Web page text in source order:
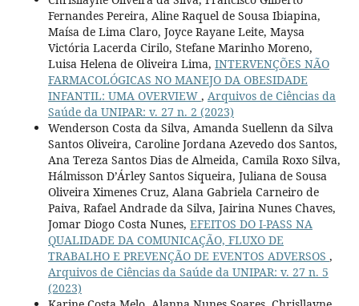
Fernandes Pereira, Aline Raquel de Sousa Ibiapina,
Maísa de Lima Claro, Joyce Rayane Leite, Maysa
Victória Lacerda Cirilo, Stefane Marinho Moreno,
Luisa Helena de Oliveira Lima, INTERVENÇÕES NÃO
FARMACOLÓGICAS NO MANEJO DA OBESIDADE
INFANTIL: UMA OVERVIEW , Arquivos de Ciências da
Saúde da UNIPAR: v. 27 n. 2 (2023)
Wenderson Costa da Silva, Amanda Suellenn da Silva
Santos Oliveira, Caroline Jordana Azevedo dos Santos,
Ana Tereza Santos Dias de Almeida, Camila Roxo Silva,
Hálmisson D’Árley Santos Siqueira, Juliana de Sousa
Oliveira Ximenes Cruz, Alana Gabriela Carneiro de
Paiva, Rafael Andrade da Silva, Jairina Nunes Chaves,
Jomar Diogo Costa Nunes, EFEITOS DO I-PASS NA
QUALIDADE DA COMUNICAÇÃO, FLUXO DE
TRABALHO E PREVENÇÃO DE EVENTOS ADVERSOS ,
Arquivos de Ciências da Saúde da UNIPAR: v. 27 n. 5
(2023)